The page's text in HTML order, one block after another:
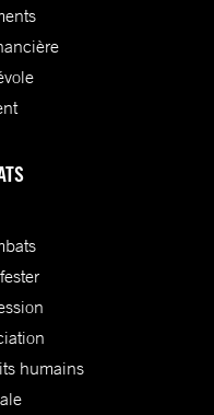
humains